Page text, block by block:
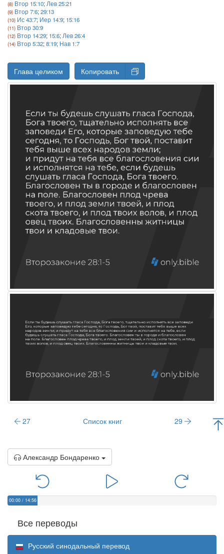
Втор 15:10; Лев 25:21
Втор 7:6;29:13
Ис 43:7; Иер 14:9; 15:16
Втор 30:9
Втор 14:29; 15:6; Лев 26:4
Втор 5:32;8:19; Нав 1:7
Глава целиком Копировать
27 Список книг 29
Александр Бондаренко
00:00 / 14:56
Все переводы
Русский синодальный перевод